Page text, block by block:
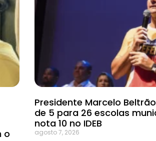
o
Presidente Marcelo
de 5 para 26 escolas
nota 10 no IDEB
agosto 7, 2026